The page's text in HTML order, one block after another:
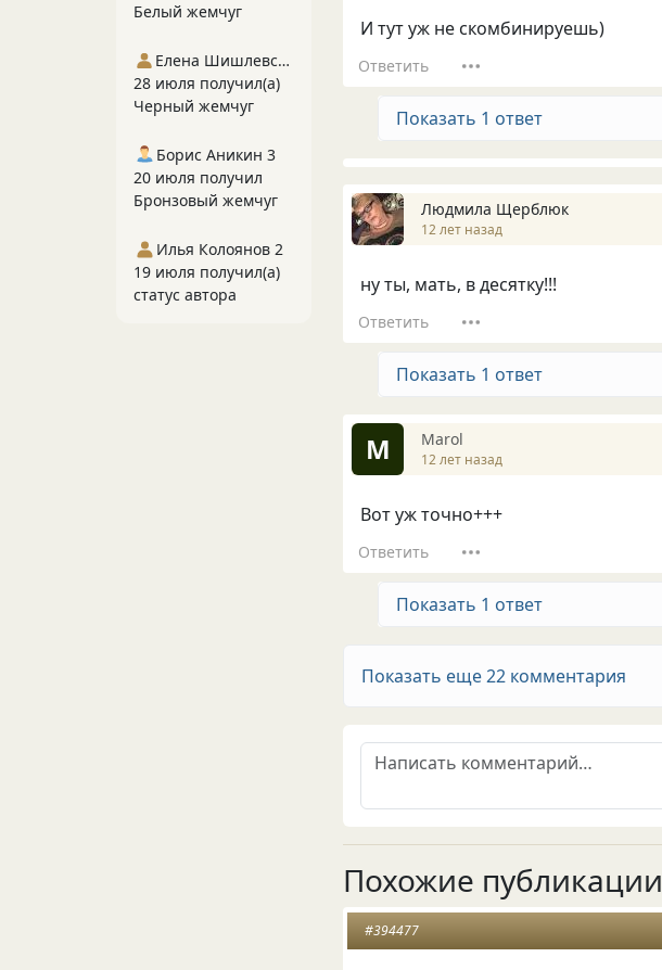
И тут уж не скомбинируешь)
Ответить
Показать 1 ответ
Людмила Щерблюк
12 лет назад
ну ты, мать, в десятку!!!
Ответить
Показать 1 ответ
М Маrol
12 лет назад
Вот уж точно+++
Ответить
Показать 1 ответ
Показать еще 22 комментария
Похожие публикации
#394477
Белый жемчуг
Елена Шишлевская
28 июля получил(а)
Черный жемчуг
Борис Аникин 3
20 июля получил
Бронзовый жемчуг
Илья Колоянов 2
19 июля получил(а)
статус автора